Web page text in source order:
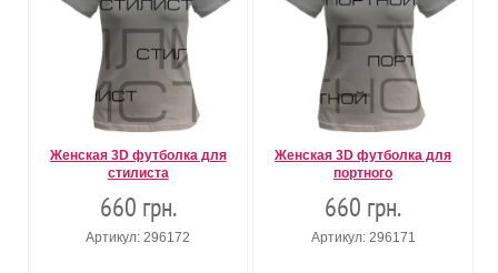
Женская 3D футболка для
стилиста
660 грн.
Артикул: 296172
Женская 3D футболка для
портного
660 грн.
Артикул: 296171